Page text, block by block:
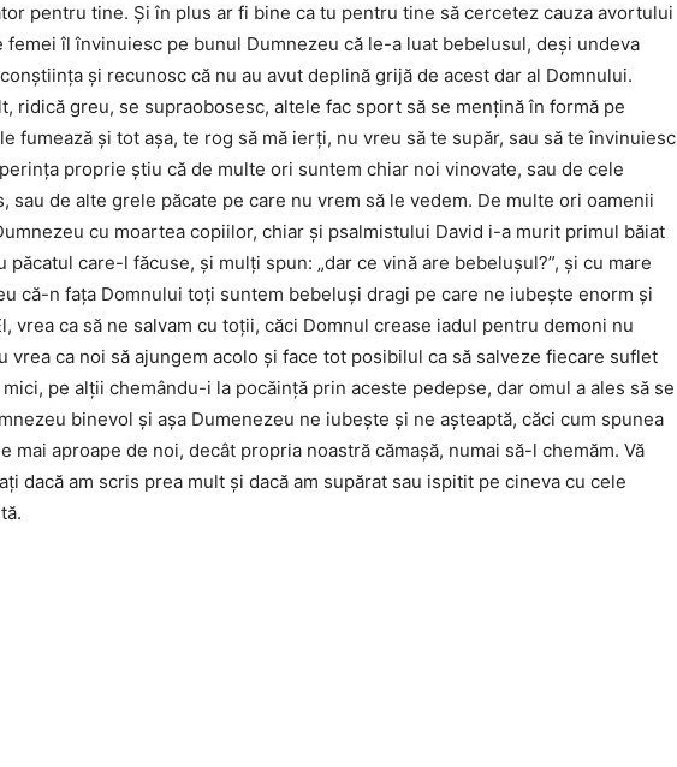
pentru tine. Și în plus ar fi bine ca tu pentru tine să cercetez cauza avortului
femei îl învinuiesc pe bunul Dumnezeu că le-a luat bebelusul, deși undeva
și recunosc că nu au avut deplină grijă de acest dar al Domnului.
ridică greu, se supraobosesc, altele fac sport să se mențină în formă pe
fumează și tot așa, te rog să mă ierți, nu vreu să te supăr, sau să te învinuiesc
proprie știu că de multe ori suntem chiar noi vinovate, sau de cele
sau de alte grele păcate pe care nu vrem să le vedem. De multe ori oamenii
cu moartea copiilor, chiar și psalmistului David i-a murit primul băiat
păcatul care-l făcuse, și mulți spun: „dar ce vină are bebelușul?”, și cu mare
că-n fața Domnului toți suntem bebeluși dragi pe care ne iubește enorm și
vrea ca să ne salvam cu toții, căci Domnul crease iadul pentru demoni nu
vrea ca noi să ajungem acolo și face tot posibilul ca să salveze fiecare suflet
pe alții chemându-i la pocăință prin aceste pedepse, dar omul a ales să se
binevol și așa Dumenezeu ne iubește și ne așteaptă, căci cum spunea
mai aproape de noi, decât propria noastră cămașă, numai să-l chemăm. Vă
dacă am scris prea mult și dacă am supărat sau ispitit pe cineva cu cele